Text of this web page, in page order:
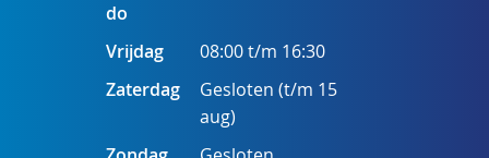
do
Vrijdag
08:00 t/m 16:30
Zaterdag
Gesloten (t/m 15
aug)